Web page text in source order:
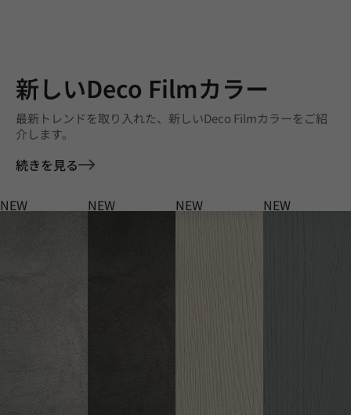
新しいDeco Filmカラー
最新トレンドを取り入れた、新しいDeco Filmカラーをご紹
介します。
続きを見る
NEW NEW NEW NEW